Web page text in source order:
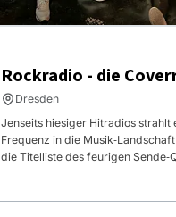
Rockradio - die
Dresden
Jenseits hiesiger Hitradios strahlt
Frequenz in die
die Titelliste des feurigen